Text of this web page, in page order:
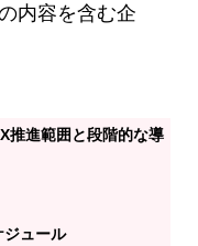
内容を含む企
推進範囲と段階的な導
ジュール